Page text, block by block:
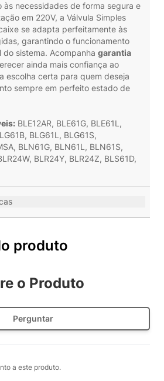
às necessidades de forma segura e
em 220V, a Válvula Simples
se adapta perfeitamente às
garantindo o funcionamento
sistema. Acompanha garantia
ainda mais confiança ao
escolha certa para quem deseja
sempre em perfeito estado de
BLE12AR, BLE61G, BLE61L,
BLG61L, BLG61S,
BLN61G, BLN61L, BLN61S,
BLR24Y, BLR24Z, BLS61D,
produto
o Produto
Perguntar
a este produto.